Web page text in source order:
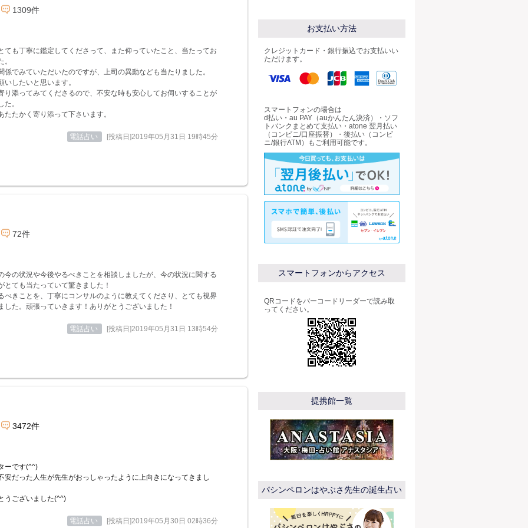
1309件
ても丁寧に鑑定してくださって、また仰っていたこと、当たってお
。
係でみていただいたのですが、上司の異動なども当たりました。
いしたいと思います。
り添ってみてくださるので、不安な時も安心してお伺いすることが
た。
たたかく寄り添って下さいます。
電話占い [投稿日]2019年05月31日 19時45分
72件
今の状況や今後やるべきことを相談しましたが、今の状況に関する
とても当たっていて驚きました！
べきことを、丁寧にコンサルのように教えてくださり、とても視界
した。頑張っていきます！ありがとうございました！
電話占い [投稿日]2019年05月31日 13時54分
3472件
ーです(^^)
安だった人生が先生がおっしゃったように上向きになってきまし
うございました(^^)
電話占い [投稿日]2019年05月30日 02時36分
お支払い方法
クレジットカード・銀行振込でお支払いい
ただけます。
スマートフォンの場合は
d払い・au PAY（auかんたん決済）・ソフ
トバンクまとめて支払い・atone 翌月払い
（コンビニ/口座振替）・後払い（コンビ
ニ/銀行ATM）もご利用可能です。
スマートフォンからアクセス
QRコードをバーコードリーダーで読み取
ってください。
提携館一覧
パシンペロンはやぶさ先生の誕生占い